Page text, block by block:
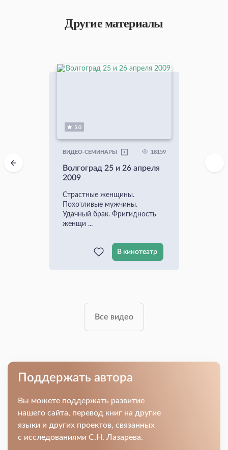
Другие материалы
5.0
ВИДЕО-СЕМИНАРЫ 18159
Волгоград 25 и 26 апреля
2009
Страстные женщины.
Похотливые мужчины.
Удачный брак. Фригидность
женщи ...
В кинотеатр
Все видео
Поддержать автора
Вы можете поддержать развитие
нашего сайта, перевод книг на другие
языки и других проектов, связанных
с исследованиями С.Н. Лазарева.